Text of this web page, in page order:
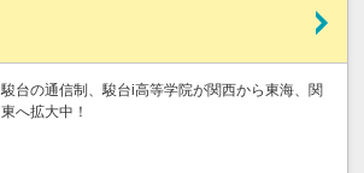
駿台の通信制、駿台i高等学院が関西から東海、関
東へ拡大中！